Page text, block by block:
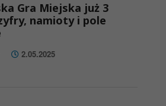
Gra Miejska już 3
namioty i pole
2.05.2025